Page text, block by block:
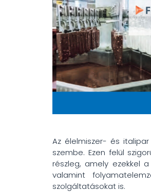
Az élelmiszer- és
szembe. Ezen felül
részleg, amely ezekkel
valamint
szolgáltatásokat is.